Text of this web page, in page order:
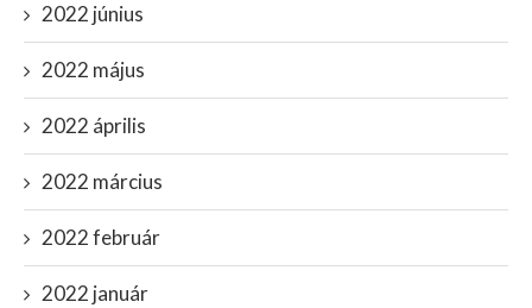
2022 június
2022 május
2022 április
2022 március
2022 február
2022 január